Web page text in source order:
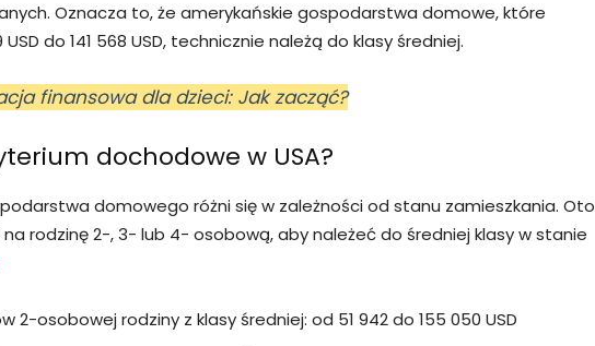
Oznacza to, że amerykańskie gospodarstwa domowe, które
do 141 568 USD, technicznie należą do klasy średniej.
finansowa dla dzieci: Jak zacząć?
dochodowe w USA?
domowego różni się w zależności od stanu zamieszkania. Oto
rodzinę 2-, 3- lub 4- osobową, aby należeć do średniej klasy w stanie
2-osobowej rodziny z klasy średniej: od 51 942 do 155 050 USD